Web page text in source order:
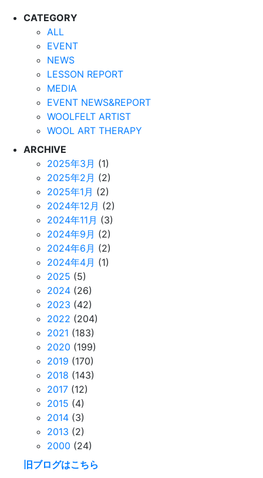
CATEGORY
ALL
EVENT
NEWS
LESSON REPORT
MEDIA
EVENT NEWS&REPORT
WOOLFELT ARTIST
WOOL ART THERAPY
ARCHIVE
2025年3月 (1)
2025年2月 (2)
2025年1月 (2)
2024年12月 (2)
2024年11月 (3)
2024年9月 (2)
2024年6月 (2)
2024年4月 (1)
2025 (5)
2024 (26)
2023 (42)
2022 (204)
2021 (183)
2020 (199)
2019 (170)
2018 (143)
2017 (12)
2015 (4)
2014 (3)
2013 (2)
2000 (24)
旧ブログはこちら